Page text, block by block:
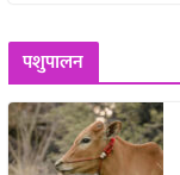
पशुपालन